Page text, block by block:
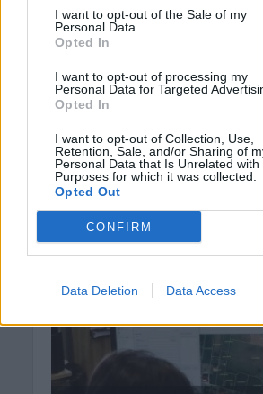
I want to opt-out of the Sale of my
Personal Data.
Opted In
I want to opt-out of processing my
Personal Data for Targeted
Opted In
I want to opt-out of Collection, Use,
Retention, Sale, and/or Sharing of
Personal Data that Is Unrelated with
Purposes for which it was collected.
Opted Out
CONFIRM
Data Deletion Data Access